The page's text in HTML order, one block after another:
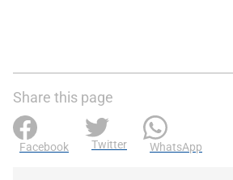
Share this page
Facebook Twitter WhatsApp